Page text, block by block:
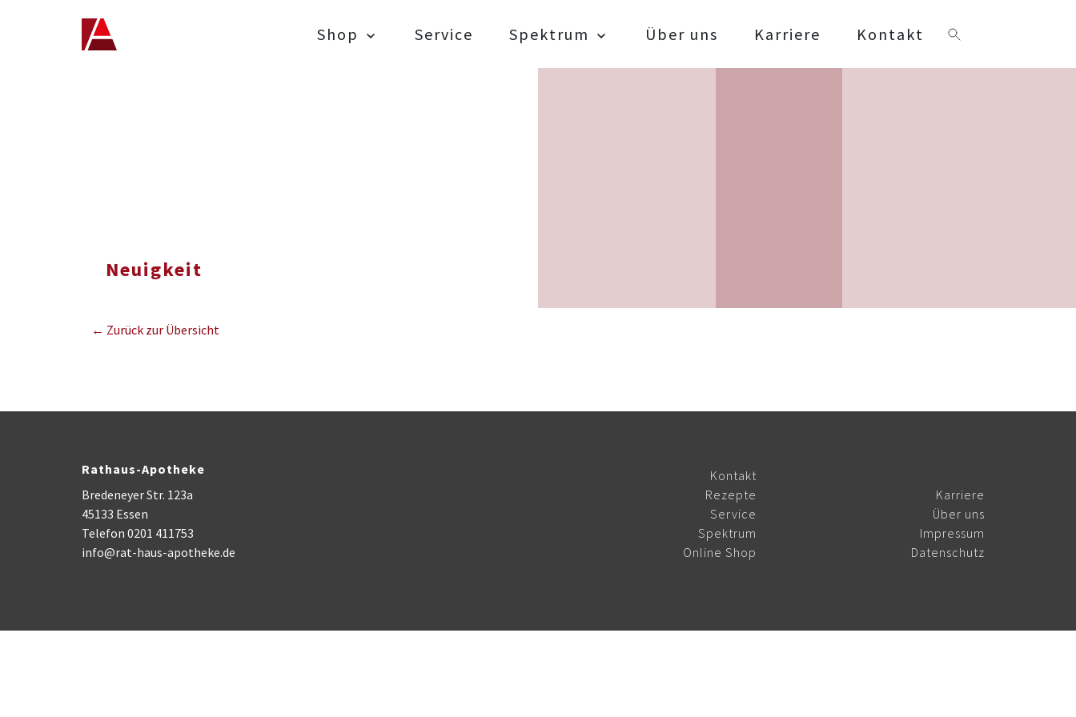
Shop Service Spektrum Über uns Karriere Kontakt
Neuigkeit
← Zurück zur Übersicht
Rathaus-Apotheke
Bredeneyer Str. 123a
45133 Essen
Telefon 0201 411753
info@rat-haus-apotheke.de
Kontakt
Rezepte
Service
Spektrum
Online Shop
Karriere
Über uns
Impressum
Datenschutz